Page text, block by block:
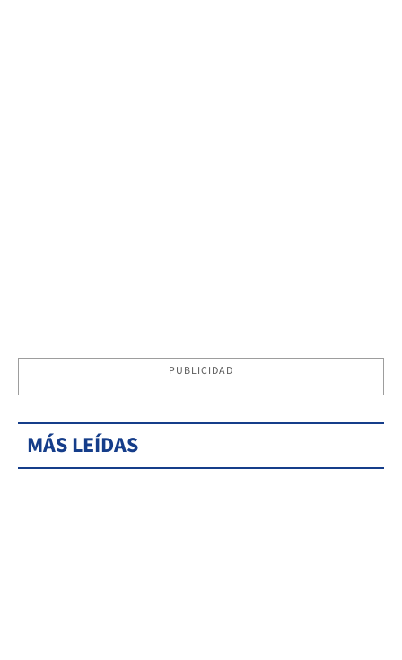
PUBLICIDAD
MÁS LEÍDAS